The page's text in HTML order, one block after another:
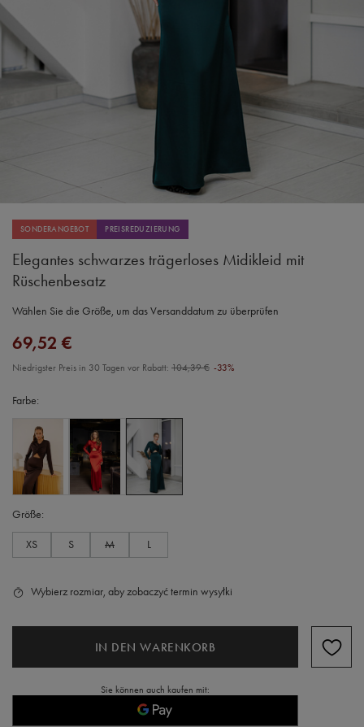
SONDERANGEBOT PREISREDUZIERUNG
Elegantes schwarzes trägerloses Midikleid mit
Rüschenbesatz
Wählen Sie die Größe, um das Versanddatum zu überprüfen
Farbe
Größe
XS S M L
69,52 €
Niedrigster Preis in 30 Tagen vor Rabatt: 104,39 € -33%
Wybierz rozmiar, aby zobaczyć termin wysyłki
IN DEN WARENKORB
Sie können auch kaufen mit: